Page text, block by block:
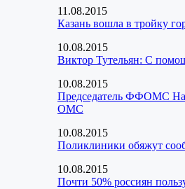
11.08.2015
Казань вошла в тройку
10.08.2015
Виктор Тутельян: С
10.08.2015
Председатель ФФОМС
ОМС
10.08.2015
Поликлиники обяжут
10.08.2015
Почти 50% россиян